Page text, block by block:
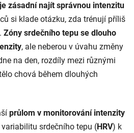
zásadní najít správnou intenzitu
si klade otázku, zda trénují příliš
Zóny srdečního tepu se dlouho
, ale neberou v úvahu změny
na den, rozdíly mezi různými
chová během dlouhých
průlom v monitorování intenzity
variabilitu srdečního tepu (HRV) k